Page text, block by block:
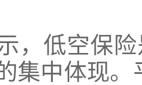
低空保险
集中体现